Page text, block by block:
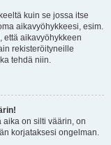
kuin se jossa itse
aikavyöhykkeesi, esim.
että aikavyöhykkeen
rekisteröityneille
tehdä niin.
on silti väärin, on
korjataksesi ongelman.